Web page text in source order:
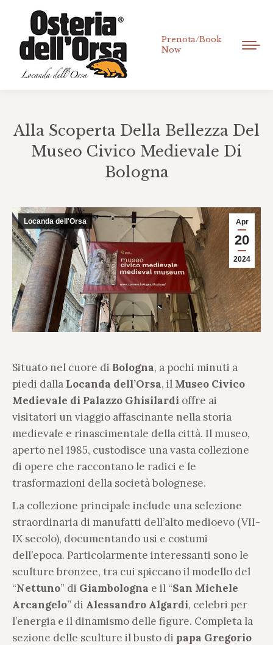
Prenota/Book
Now
Alla Scoperta Della Bellezza Del
Museo Civico Medievale Di
Bologna
Apr
20
2024
Locanda dell'Orsa
Situato nel cuore di Bologna, a pochi minuti a
piedi dalla Locanda dell’Orsa, il Museo Civico
Medievale di Palazzo Ghisilardi offre ai
visitatori un viaggio affascinante nella storia
medievale e rinascimentale della città. Il museo,
aperto nel 1985, custodisce una vasta collezione
di opere che raccontano le radici e le
trasformazioni della società bolognese.
La collezione principale include una selezione
straordinaria di manufatti dell’alto medioevo (VII-
IX secolo), documentando usi e costumi
dell’epoca. Particolarmente interessanti sono le
sculture bronzee, tra cui spiccano il modello del
“Nettuno” di Giambologna e il “San Michele
Arcangelo” di Alessandro Algardi, celebri per
l’energia e il dinamismo delle figure. Completa la
sezione delle sculture il busto di papa Gregorio